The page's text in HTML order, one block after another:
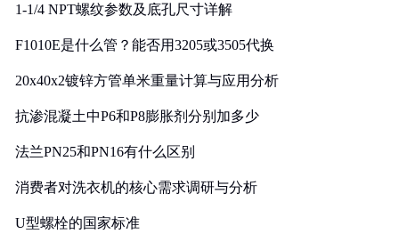
1-1/4 NPT螺纹参数及底孔尺寸详解
F1010E是什么管？能否用3205或3505代换
20x40x2镀锌方管单米重量计算与应用分析
抗渗混凝土中P6和P8膨胀剂分别加多少
法兰PN25和PN16有什么区别
消费者对洗衣机的核心需求调研与分析
U型螺栓的国家标准